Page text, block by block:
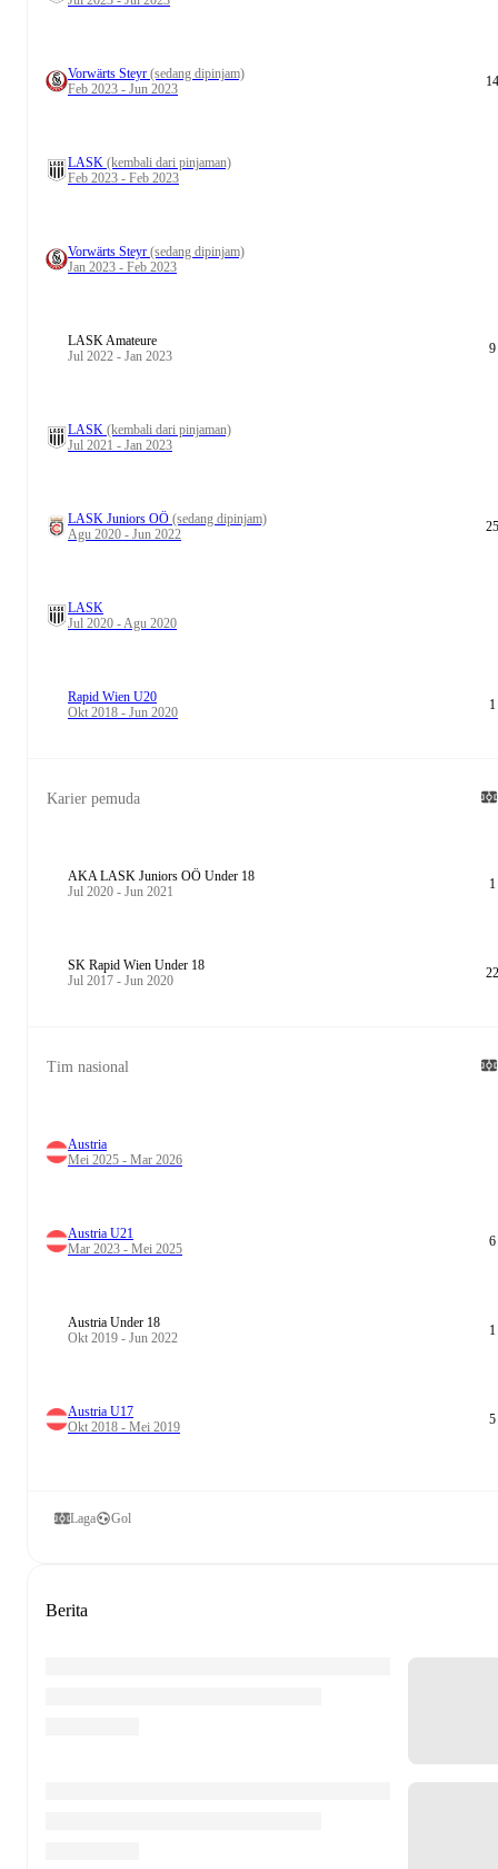
Vorwärts Steyr (sedang dipinjam)
Feb 2023 - Jun 2023
14
LASK (kembali dari pinjaman)
Feb 2023 - Feb 2023
Vorwärts Steyr (sedang dipinjam)
Jan 2023 - Feb 2023
LASK Amateure
Jul 2022 - Jan 2023
9
LASK (kembali dari pinjaman)
Jul 2021 - Jan 2023
LASK Juniors OÖ (sedang dipinjam)
Agu 2020 - Jun 2022
25
LASK
Jul 2020 - Agu 2020
Rapid Wien U20
Okt 2018 - Jun 2020
1
Karier pemuda
AKA LASK Juniors OÖ Under 18
Jul 2020 - Jun 2021
1
SK Rapid Wien Under 18
Jul 2017 - Jun 2020
22
Tim nasional
Austria
Mei 2025 - Mar 2026
Austria U21
Mar 2023 - Mei 2025
6
Austria Under 18
Okt 2019 - Jun 2022
1
Austria U17
Okt 2018 - Mei 2019
5
Laga Gol
Berita